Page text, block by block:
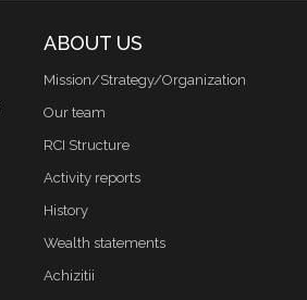
ABOUT US
Mission/Strategy/Organization
Our team
RCI Structure
Activity reports
History
Wealth statements
Achizitii